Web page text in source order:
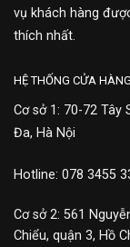
vụ khách hàng
thích nhất.
HỆ THỐNG CỬA HÀNG
Cơ sở 1: 70-72 Tây
Đa, Hà Nội
Hotline: 078 3455
Cơ sở 2: 561
Chiểu, quận 3, Hồ